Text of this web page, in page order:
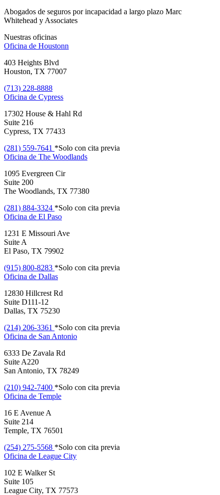
Abogados de seguros por incapacidad a largo plazo Marc
Whitehead y Associates
Nuestras oficinas
Oficina de Houstonn
403 Heights Blvd
Houston, TX 77007
(713) 228-8888
Oficina de Cypress
17302 House & Hahl Rd
Suite 216
Cypress, TX 77433
(281) 559-7641 *Solo con cita previa
Oficina de The Woodlands
1095 Evergreen Cir
Suite 200
The Woodlands, TX 77380
(281) 884-3324 *Solo con cita previa
Oficina de El Paso
1231 E Missouri Ave
Suite A
El Paso, TX 79902
(915) 800-8283 *Solo con cita previa
Oficina de Dallas
12830 Hillcrest Rd
Suite D111-12
Dallas, TX 75230
(214) 206-3361 *Solo con cita previa
Oficina de San Antonio
6333 De Zavala Rd
Suite A220
San Antonio, TX 78249
(210) 942-7400 *Solo con cita previa
Oficina de Temple
16 E Avenue A
Suite 214
Temple, TX 76501
(254) 275-5568 *Solo con cita previa
Oficina de League City
102 E Walker St
Suite 105
League City, TX 77573